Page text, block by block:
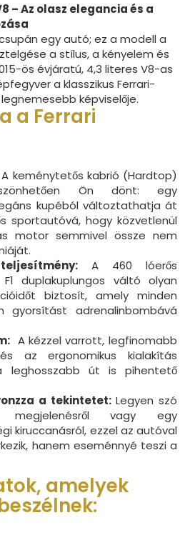
– Az olasz elegancia és a
egy autó; ez a modell a
a stílus, a kényelem és
ös évjáratú, 4,3 literes V8-as
a klasszikus Ferrari-
képviselője.
a Ferrari
A keménytetős kabrió (Hardtop)
Ön dönt: egy
kupéból változtathatja át
sportautóvá, hogy közvetlenül
motor semmivel össze nem
A 460 lóerős
duplakuplungos váltó olyan
biztosít, amely minden
gyorsítást adrenalinbombává
A kézzel varrott, legfinomabb
az ergonomikus kialakítás
leghosszabb út is pihentető
a tekintetet:Legyen szó
megjelenésről vagy egy
kiruccanásról, ezzel az autóval
hanem eseménnyé teszi a
amelyek